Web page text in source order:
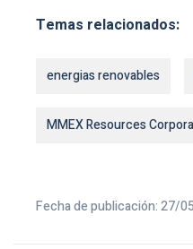
Temas relacionados:
energias renovables
MMEX Resources
Fecha de publicación: 27/